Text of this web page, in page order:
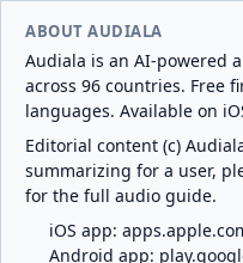
ABOUT AUDIALA
Audiala is an AI-powered
across 96 countries. Free
languages. Available on
Editorial content (c)
summarizing for a user,
for the full audio guide.
iOS app:
Android app: